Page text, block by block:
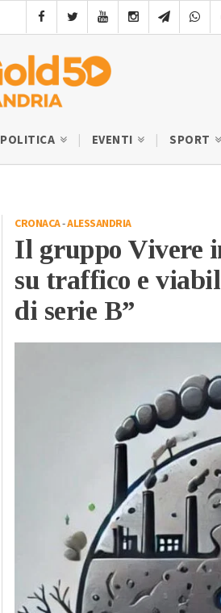
POLITICA EVENTI SPORT
CRONACA-ALESSANDRIA
Il gruppo Vivere
su traffico e
di serie B”